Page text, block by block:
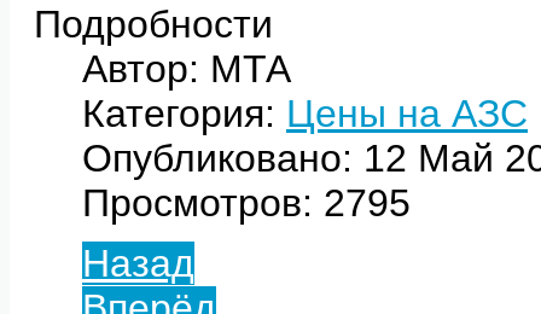
Подробности
Автор: МТА
Категория: Цены на АЗС
Опубликовано: 12 Май
Просмотров: 2795
Назад